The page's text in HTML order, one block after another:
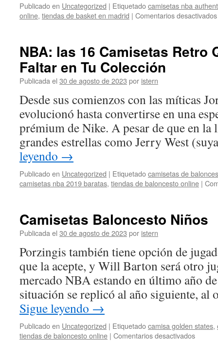
Publicado en Uncategorized | Etiquetadocamisetas nba
online, tiendas de basket en madrid | Comentarios desactivados
NBA: las 16 Camisetas Retro
Faltar en Tu Colección
Publicada el 30 de agosto de 2023 por istern
Desde sus comienzos con las míticas
evolucionó hasta convertirse en una
prémium de Nike. A pesar de que en la
grandes estrellas como Jerry West
leyendo →
Publicado en Uncategorized | Etiquetadocamisetas de
camisetas nba 2019 baratas, tiendas de baloncesto online |
Camisetas Baloncesto Niños
Publicada el 30 de agosto de 2023 por istern
Porzingis también tiene opción de
que la acepte, y Will Barton será otro
mercado NBA estando en último año
situación se replicó al año siguiente, al
Sigue leyendo →
Publicado en Uncategorized | Etiquetadocamisa golden states,
tiendas de baloncesto online | Comentarios desactivadosen